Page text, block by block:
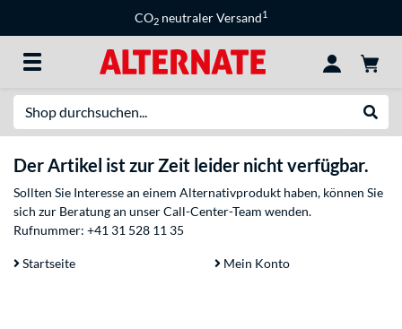
CO2 neutraler Versand1
Der Artikel ist zur Zeit leider nicht verfügbar.
Sollten Sie Interesse an einem Alternativprodukt haben, können Sie
sich zur Beratung an unser Call-Center-Team wenden.
Rufnummer: +41 31 528 11 35
Startseite Mein Konto